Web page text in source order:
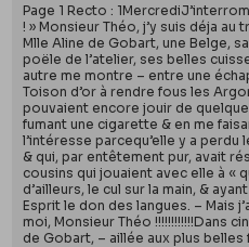
Page 1 Recto :
! » Monsieur Théo, j’y suis déja au
Mlle Aline de Gobart, une Belge,
poële de l’atelier, ses belles
autre me montre – entre une
Toison d’or à rendre fous les
pouvaient encore jouir de
fumant une cigarette & en me
l’intéresse parcequ’elle y a
& qui, par entêtement pur, avait
cousins qui jouaient avec elle à «
d’ailleurs, le cul sur la main, &
Esprit le don des langues. – Mais
moi, Monsieur Théo !!!!!!!!!!!!Dans
de Gobart, – aillée aux plus belles